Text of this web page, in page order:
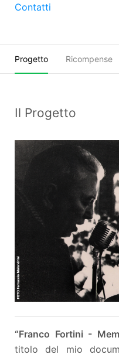
Contatti
Progetto Ricompense
Il Progetto
“Franco Fortini -
titolo del mio